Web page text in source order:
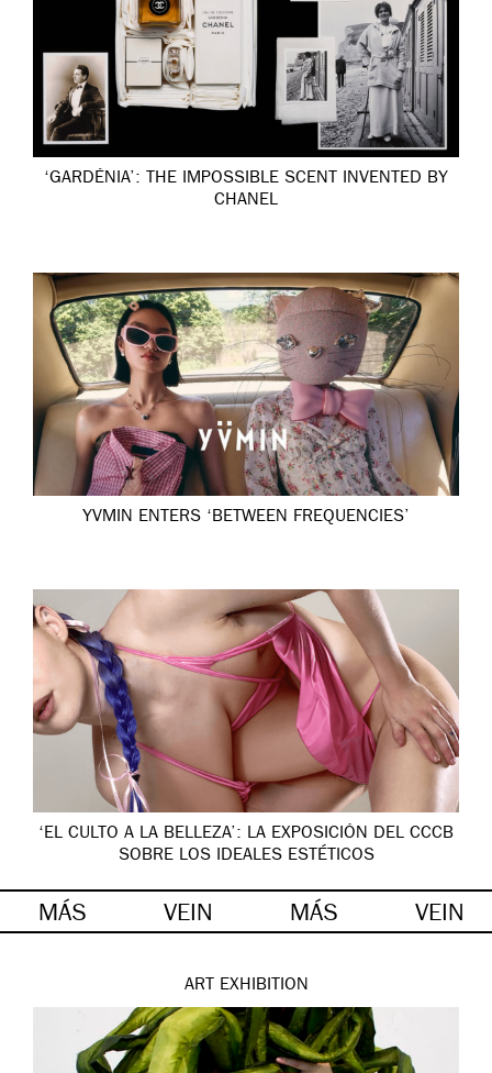
‘GARDÉNIA’: THE IMPOSSIBLE SCENT INVENTED BY
CHANEL
YVMIN ENTERS ‘BETWEEN FREQUENCIES’
‘EL CULTO A LA BELLEZA’: LA EXPOSICIÓN DEL CCCB
SOBRE LOS IDEALES ESTÉTICOS
MÁS VEIN MÁS VEIN
ART EXHIBITION